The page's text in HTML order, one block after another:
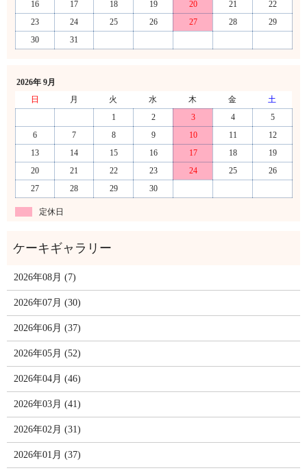
16
17 18 19 20 21
22
23
24 25 26 27 28
29
30
31
2026年 9月
日
月 火 水 木 金
土
1
2 3 4
5
6
7 8 9 10 11
12
13
14 15 16 17 18
19
20
21 22 23 24 25
26
27
28 29 30
定休日
2026年08月 (7)
2026年07月 (30)
2026年06月 (37)
2026年05月 (52)
2026年04月 (46)
2026年03月 (41)
2026年02月 (31)
2026年01月 (37)